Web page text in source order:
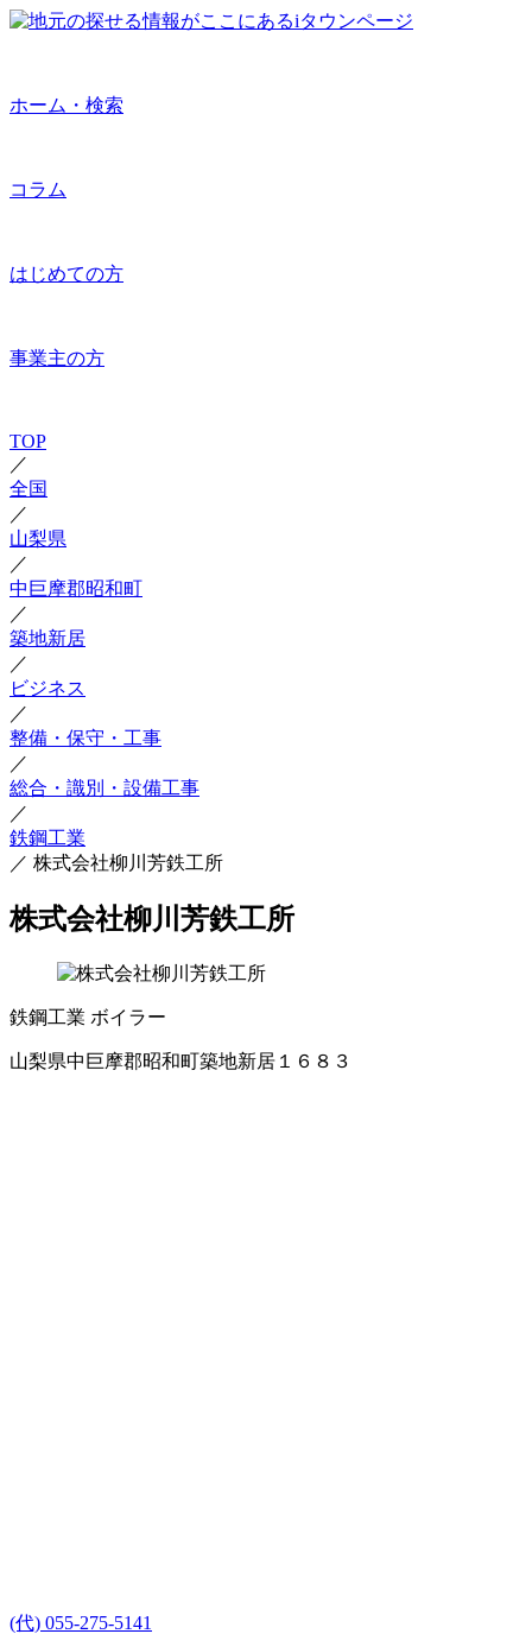
ホーム・検索
コラム
はじめての方
事業主の方
TOP
／
全国
／
山梨県
／
中巨摩郡昭和町
／
築地新居
／
ビジネス
／
整備・保守・工事
／
総合・識別・設備工事
／
鉄鋼工業
／ 株式会社柳川芳鉄工所
株式会社柳川芳鉄工所
鉄鋼工業 ボイラー
山梨県中巨摩郡昭和町築地新居１６８３
(代) 055-275-5141